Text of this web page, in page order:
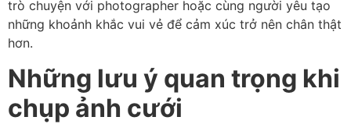
trò chuyện với photographer hoặc cùng người yêu tạo
những khoảnh khắc vui vẻ để cảm xúc trở nên chân thật
hơn.
Những lưu ý quan trọng khi
chụp ảnh cưới